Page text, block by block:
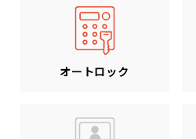
オートロック